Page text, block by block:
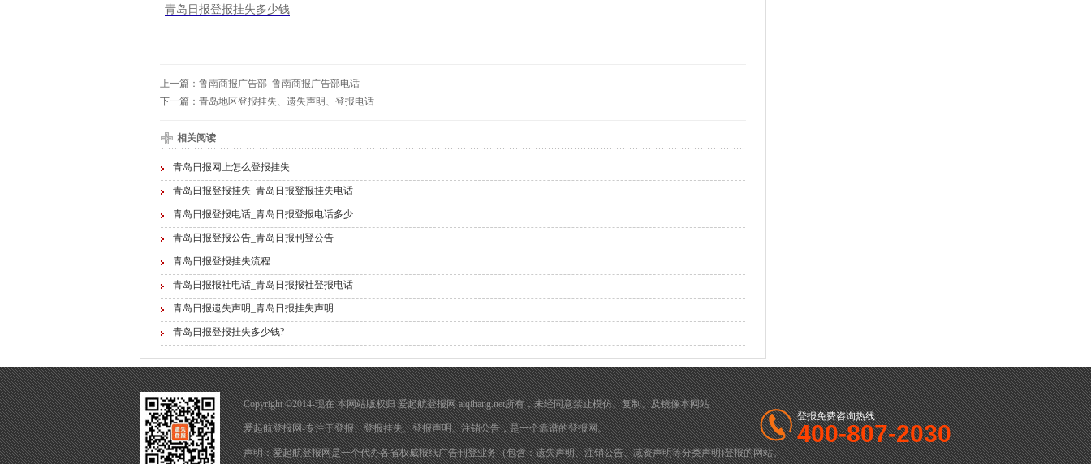
青岛日报登报挂失多少钱
上一篇： 鲁南商报广告部_鲁南商报广告部电话
下一篇： 青岛地区登报挂失、遗失声明、登报电话
相关阅读
青岛日报网上怎么登报挂失
青岛日报登报挂失_青岛日报登报挂失电话
青岛日报登报电话_青岛日报登报电话多少
青岛日报登报公告_青岛日报刊登公告
青岛日报登报挂失流程
青岛日报报社电话_青岛日报报社登报电话
青岛日报遗失声明_青岛日报挂失声明
青岛日报登报挂失多少钱?
Copyright ©2014-现在 本网站版权归 爱起航登报网 aiqihang.net所有，未经同意禁止模仿、复制、及镜像本网站
爱起航登报网-专注于登报、登报挂失、登报声明、注销公告，是一个靠谱的登报网。
声明：爱起航登报网是一个代办各省权威报纸广告刊登业务（包含：遗失声明、注销公告、减资声明等分类声明)登报的网站。
登报免费咨询热线
400-807-2030